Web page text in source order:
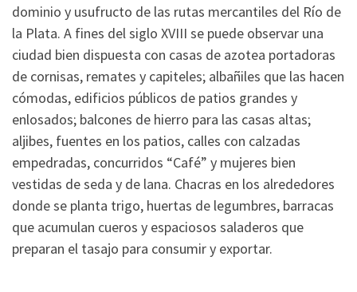
dominio y usufructo de las rutas mercantiles del Río de
la Plata. A fines del siglo XVIII se puede observar una
ciudad bien dispuesta con casas de azotea portadoras
de cornisas, remates y capiteles; albañiles que las hacen
cómodas, edificios públicos de patios grandes y
enlosados; balcones de hierro para las casas altas;
aljibes, fuentes en los patios, calles con calzadas
empedradas, concurridos “Café” y mujeres bien
vestidas de seda y de lana. Chacras en los alrededores
donde se planta trigo, huertas de legumbres, barracas
que acumulan cueros y espaciosos saladeros que
preparan el tasajo para consumir y exportar.